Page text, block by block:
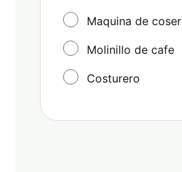
Maquina de coser
Molinillo de cafe
Costurero